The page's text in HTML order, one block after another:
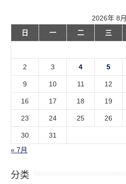
2026年 8月
日
一 二 三
2 3 4 5
9 10 11 12
16 17 18 19
23 24 25 26
30
31
« 7月
分类